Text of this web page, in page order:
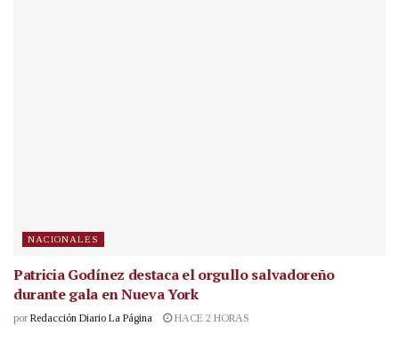
NACIONALES
Patricia Godínez destaca el orgullo salvadoreño
durante gala en Nueva York
por Redacción Diario La Página HACE 2 HORAS